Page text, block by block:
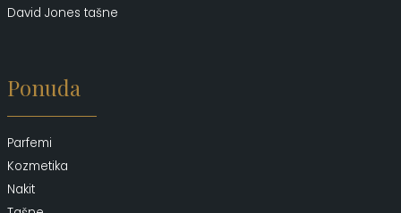
David Jones tašne
Ponuda
Parfemi
Kozmetika
Nakit